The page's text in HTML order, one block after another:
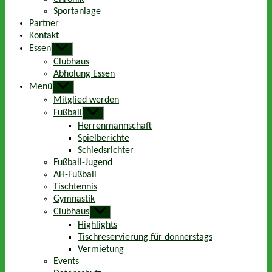
Sportanlage
Partner
Kontakt
Essen
Untermenü
anzeigen
Clubhaus
Abholung Essen
Menü
Untermenü
anzeigen
Mitglied werden
Fußball
Untermenü
anzeigen
Herrenmannschaft
Spielberichte
Schiedsrichter
Fußball-Jugend
AH-Fußball
Tischtennis
Gymnastik
Clubhaus
Untermenü
anzeigen
Highlights
Tischreservierung für donnerstags
Vermietung
Events